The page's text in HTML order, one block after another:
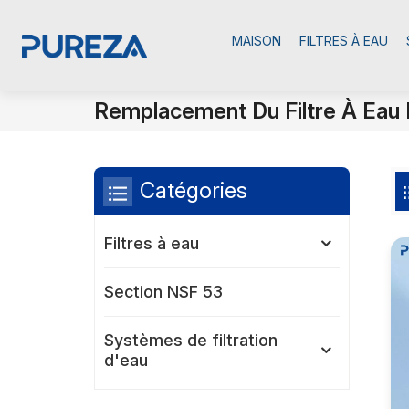
MAISON FILTRES À EAU
Remplacement Du Filtre À Eau
Catégories
Filtres à eau
Section NSF 53
Systèmes de filtration
d'eau